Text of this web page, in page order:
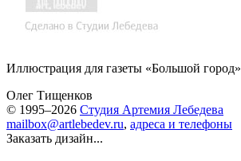
Иллюстрация для газеты «Большой город»
Олег Тищенков
© 1995–2026 Студия Артемия Лебедева
mailbox@artlebedev.ru, адреса и телефоны
Заказать дизайн...